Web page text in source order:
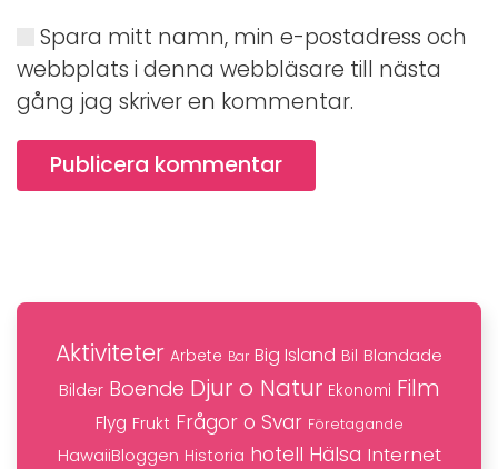
Spara mitt namn, min e-postadress och
webbplats i denna webbläsare till nästa
gång jag skriver en kommentar.
Publicera kommentar
Aktiviteter Arbete Bar Big Island Bil Blandade
Bilder Boende Djur o Natur Ekonomi Film
Flyg Frukt Frågor o Svar Företagande
HawaiiBloggen Historia hotell Hälsa Internet